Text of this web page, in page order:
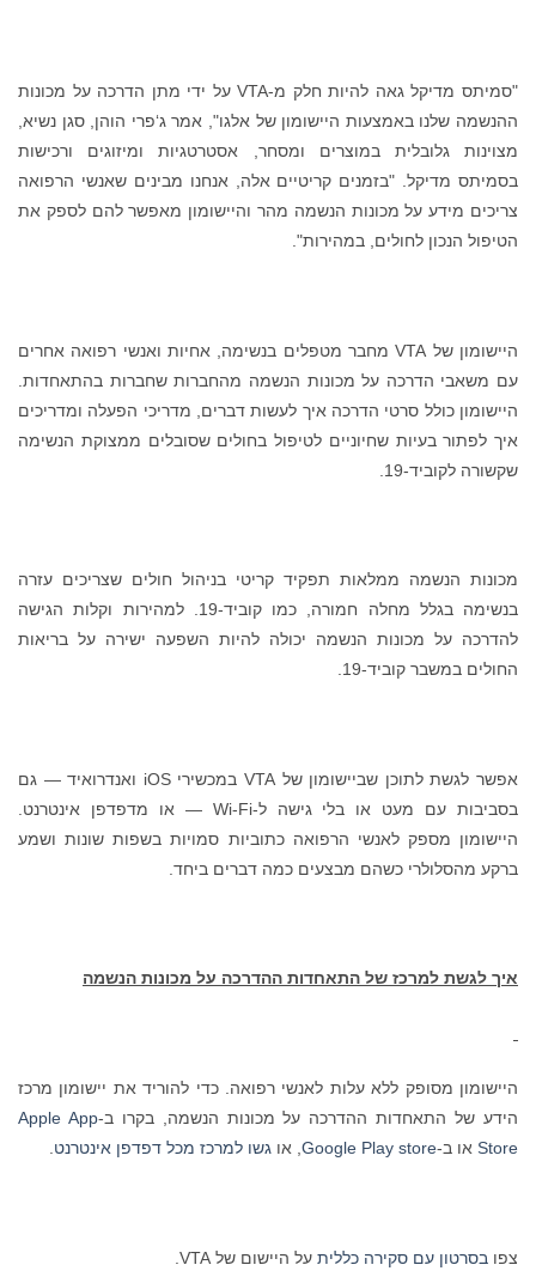
"סמיתס מדיקל גאה להיות חלק מ-VTA על ידי מתן הדרכה על מכונות
ההנשמה שלנו באמצעות היישומון של אלגו", אמר ג‘פרי הוהן, סגן נשיא,
מצוינות גלובלית במוצרים ומסחר, אסטרטגיות ומיזוגים ורכישות
בסמיתס מדיקל. "בזמנים קריטיים אלה, אנחנו מבינים שאנשי הרפואה
צריכים מידע על מכונות הנשמה מהר והיישומון מאפשר להם לספק את
הטיפול הנכון לחולים, במהירות".
היישומון של VTA מחבר מטפלים בנשימה, אחיות ואנשי רפואה אחרים
עם משאבי הדרכה על מכונות הנשמה מהחברות שחברות בהתאחדות.
היישומון כולל סרטי הדרכה איך לעשות דברים, מדריכי הפעלה ומדריכים
איך לפתור בעיות שחיוניים לטיפול בחולים שסובלים ממצוקת הנשימה
שקשורה לקוביד-19.
מכונות הנשמה ממלאות תפקיד קריטי בניהול חולים שצריכים עזרה
בנשימה בגלל מחלה חמורה, כמו קוביד-19. למהירות וקלות הגישה
להדרכה על מכונות הנשמה יכולה להיות השפעה ישירה על בריאות
החולים במשבר קוביד-19.
אפשר לגשת לתוכן שביישומון של VTA במכשירי iOS ואנדרואיד — גם
בסביבות עם מעט או בלי גישה ל-Wi-Fi — או מדפדפן אינטרנט.
היישומון מספק לאנשי הרפואה כתוביות סמויות בשפות שונות ושמע
ברקע מהסלולרי כשהם מבצעים כמה דברים ביחד.
איך לגשת למרכז של התאחדות ההדרכה על מכונות הנשמה
היישומון מסופק ללא עלות לאנשי רפואה. כדי להוריד את יישומון מרכז
הידע של התאחדות ההדרכה על מכונות הנשמה, בקרו ב-Apple App
Store או ב-Google Play store , או גשו למרכז מכל דפדפן אינטרנט
צפו בסרטון עם סקירה כללית על היישום של VTA.